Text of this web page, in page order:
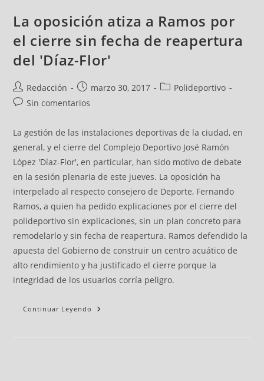
La oposición atiza a Ramos por
el cierre sin fecha de reapertura
del 'Díaz-Flor'
Redacción marzo 30, 2017
Polideportivo
Sin comentarios
La gestión de las instalaciones deportivas de la ciudad, en
general, y el cierre del Complejo Deportivo José Ramón
López 'Díaz-Flor', en particular, han sido motivo de debate
en la sesión plenaria de este jueves. La oposición ha
interpelado al respecto consejero de Deporte, Fernando
Ramos, a quien ha pedido explicaciones por el cierre del
polideportivo sin explicaciones, sin un plan concreto para
remodelarlo y sin fecha de reapertura. Ramos defendido la
apuesta del Gobierno de construir un centro acuático de
alto rendimiento y ha justificado el cierre porque la
integridad de los usuarios corría peligro.
Continuar Leyendo